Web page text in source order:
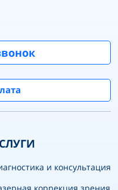
и консультация